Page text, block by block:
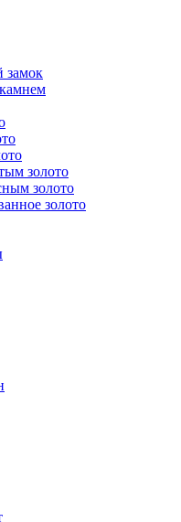
замок
золото
золото
золото